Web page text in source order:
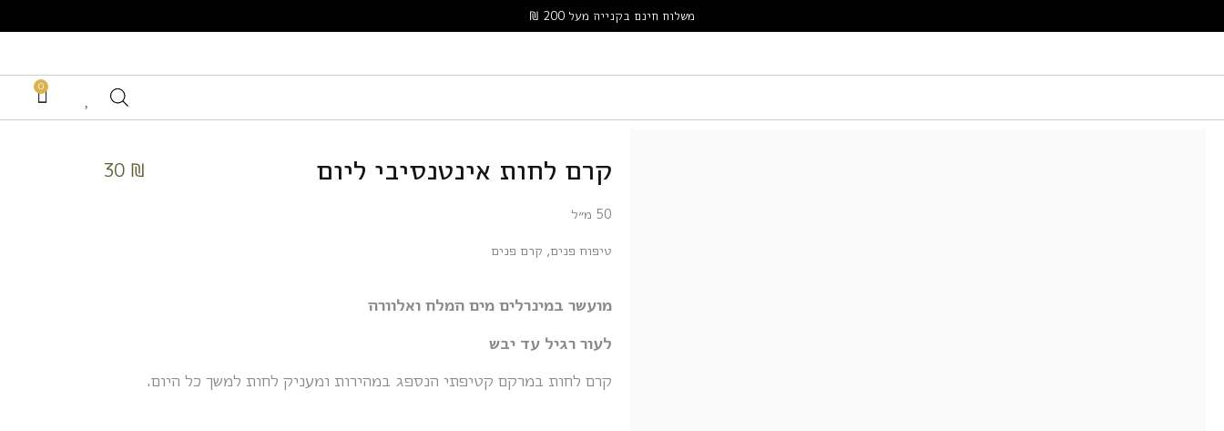
משלוח חינם בקנייה מעל 200 ₪
0
קרם לחות אינטנסיבי ליום
50 מ״ל
טיפוח פנים, קרם פנים
30 ₪
מועשר במינרלים מים המלח ואלוורה
לעור רגיל עד יבש
קרם לחות במרקם קטיפתי הנספג במהירות ומעניק לחות למשך כל היום.